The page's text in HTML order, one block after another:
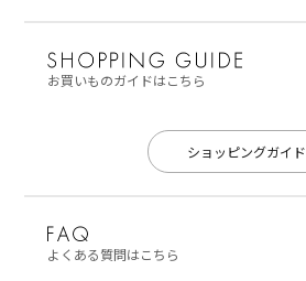
お買いものガイドはこちら
ショッピングガイド
よくある質問はこちら